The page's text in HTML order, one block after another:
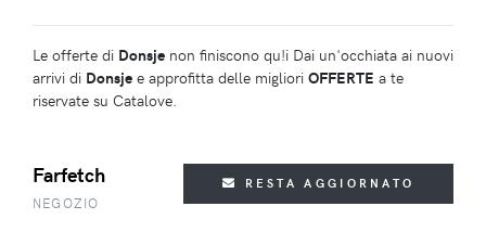
Le offerte di Donsje non finiscono qu!i Dai un'occhiata ai nuovi
arrivi di Donsje e approfitta delle migliori OFFERTE a te
riservate su Catalove.
Farfetch
NEGOZIO
RESTA AGGIORNATO